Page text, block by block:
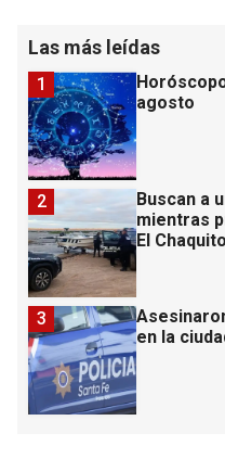
Las más leídas
agosto
1
Buscan a
mientras
El Chaquito
2
en la
3